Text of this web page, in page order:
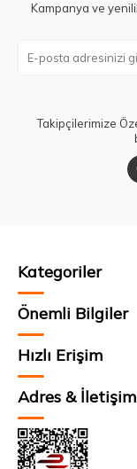
Kampanya ve
Takipçilerimize
Kategoriler
Önemli Bilgiler
Hızlı Erişim
Adres & İletişim